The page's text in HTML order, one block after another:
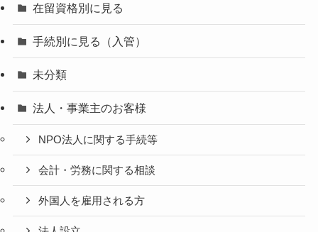
在留資格別に見る
手続別に見る（入管）
未分類
法人・事業主のお客様
NPO法人に関する手続等
会計・労務に関する相談
外国人を雇用される方